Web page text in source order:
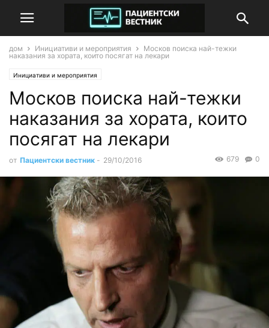
дом Инициативи и мероприятия
Москов поиска най-тежки
наказания за хората, които посягат на лекари
Инициативи и мероприятия
Москов поиска най-тежки
наказания за хората, които
посягат на лекари
от Пациентски вестник - 29/10/2016 0
679